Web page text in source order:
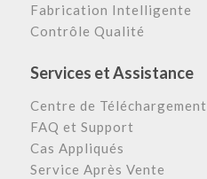
Fabrication Intelligente
Contrôle Qualité
Services et Assistance
Centre de Téléchargement
FAQ et Support
Cas Appliqués
Service Après Vente